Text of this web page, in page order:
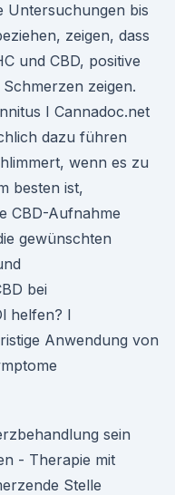
Untersuchungen bis
zeigen, dass
und CBD, positive
zeigen.
I Cannadoc.net
dazu führen
wenn es zu
besten ist,
CBD-Aufnahme
gewünschten
bei
helfen? I
Anwendung von
sein
- Therapie mit
Stelle